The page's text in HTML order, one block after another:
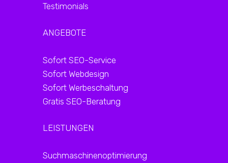
Testimonials
ANGEBOTE
Sofort SEO-Service
Sofort Webdesign
Sofort Werbeschaltung
Gratis SEO-Beratung
LEISTUNGEN
Suchmaschinenoptimierung